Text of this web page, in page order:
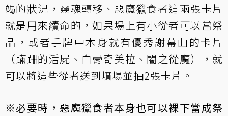
竭的狀況， 靈魂轉移 、 惡魔獵食者這兩張卡片
就是用來續命的，如果場上有小從者可以當祭
品，或者手牌中本身就有優秀謝幕曲的卡片
（蹣跚的活屍 、 白骨奇美拉 、 闇之從魔），就
可以將這些從者送到墳場並抽2張卡片。
※必要時， 惡魔獵食者本身也可以裸下當成祭